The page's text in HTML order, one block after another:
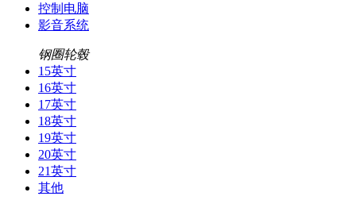
控制电脑
影音系统
钢圈轮毂
15英寸
16英寸
17英寸
18英寸
19英寸
20英寸
21英寸
其他